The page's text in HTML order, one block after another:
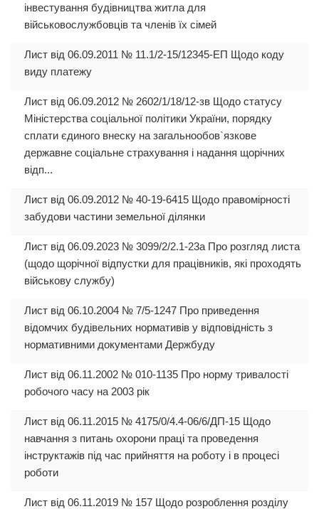
інвестування будівництва житла для
військовослужбовців та членів їх сімей
Лист від 06.09.2011 № 11.1/2-15/12345-ЕП Щодо коду
виду платежу
Лист від 06.09.2012 № 2602/1/18/12-зв Щодо статусу
Міністерства соціальної політики України, порядку
сплати єдиного внеску на загальнообов`язкове
державне соціальне страхування і надання щорічних
відп...
Лист від 06.09.2012 № 40-19-6415 Щодо правомірності
забудови частини земельної ділянки
Лист від 06.09.2023 № 3099/2/2.1-23а Про розгляд листа
(щодо щорічної відпустки для працівників, які проходять
військову службу)
Лист від 06.10.2004 № 7/5-1247 Про приведення
відомчих будівельних нормативів у відповідність з
нормативними документами Держбуду
Лист від 06.11.2002 № 010-1135 Про норму тривалості
робочого часу на 2003 рік
Лист від 06.11.2015 № 4175/0/4.4-06/6/ДП-15 Щодо
навчання з питань охорони праці та проведення
інструктажів під час прийняття на роботу і в процесі
роботи
Лист від 06.11.2019 № 157 Щодо розроблення розділу